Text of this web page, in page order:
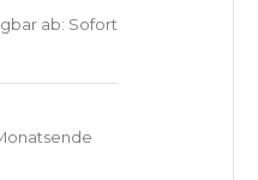
ab: Sofort